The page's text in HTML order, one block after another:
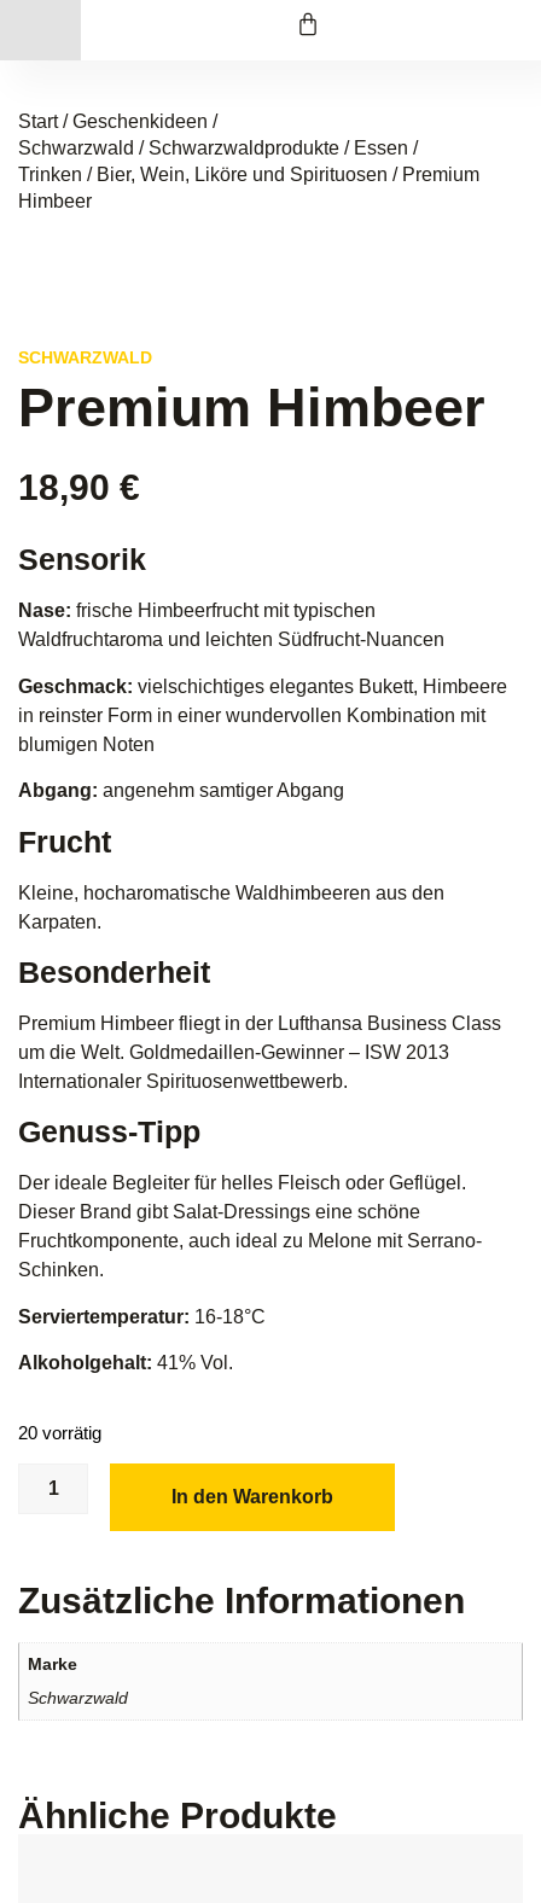
Start/Geschenkideen /
Schwarzwald / Schwarzwaldprodukte / Essen /
Trinken / Bier, Wein, Liköre und Spirituosen / Premium
Himbeer
SCHWARZWALD
Premium Himbeer
18,90 €
Sensorik
Nase: frische Himbeerfrucht mit typischen
Waldfruchtaroma und leichten Südfrucht-Nuancen
Geschmack: vielschichtiges elegantes Bukett, Himbeere
in reinster Form in einer wundervollen Kombination mit
blumigen Noten
Abgang: angenehm samtiger Abgang
Frucht
Kleine, hocharomatische Waldhimbeeren aus den
Karpaten.
Besonderheit
Premium Himbeer fliegt in der Lufthansa Business Class
um die Welt. Goldmedaillen-Gewinner – ISW 2013
Internationaler Spirituosenwettbewerb.
Genuss-Tipp
Der ideale Begleiter für helles Fleisch oder Geflügel.
Dieser Brand gibt Salat-Dressings eine schöne
Fruchtkomponente, auch ideal zu Melone mit Serrano-
Schinken.
Serviertemperatur: 16-18°C
Alkoholgehalt: 41% Vol.
20 vorrätig
In den Warenkorb
Zusätzliche Informationen
Marke
Schwarzwald
Ähnliche Produkte